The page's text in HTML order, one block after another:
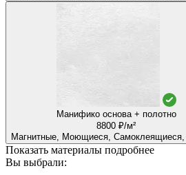
Манифико основа + полотно
8800 ₽/м²
Показать материалы подробнее
Вы выбрали: